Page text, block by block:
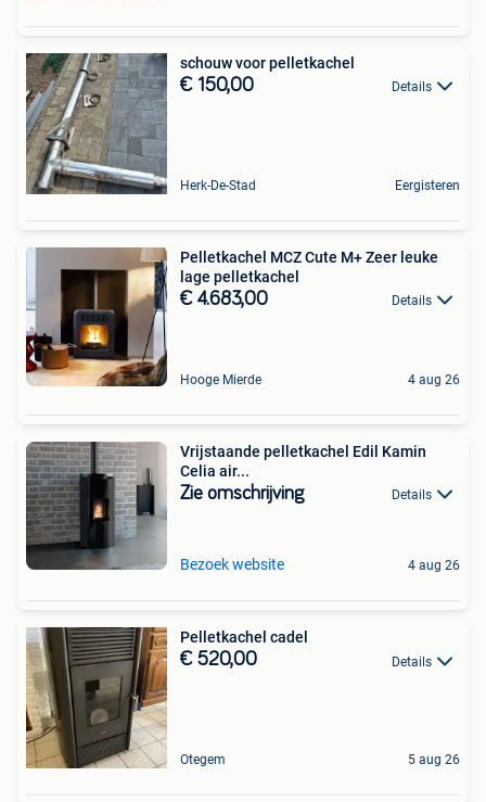
schouw voor pelletkachel
€ 150,00 Details
Herk-De-Stad Eergisteren
Pelletkachel MCZ Cute M+ Zeer leuke
lage pelletkachel
€ 4.683,00 Details
Hooge Mierde 4 aug 26
Vrijstaande pelletkachel Edil Kamin
Celia air...
Zie omschrijving Details
Bezoek website 4 aug 26
Pelletkachel cadel
€ 520,00 Details
Otegem 5 aug 26